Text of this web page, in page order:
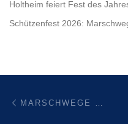
Holtheim feiert Fest des
Schützenfest 2026: